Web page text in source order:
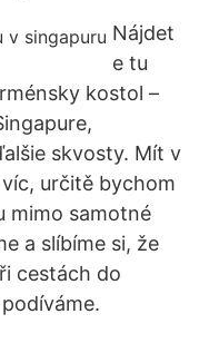
Nájdet
e tu
kostol –
skvosty. Mít v
určitě bychom
mimo samotné
a slíbíme si, že
cestách do